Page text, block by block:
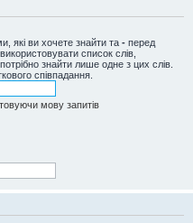
які ви хочете знайти та - перед
список слів,
знайти лише одне з цих слів.
співпадання.
мову запитів